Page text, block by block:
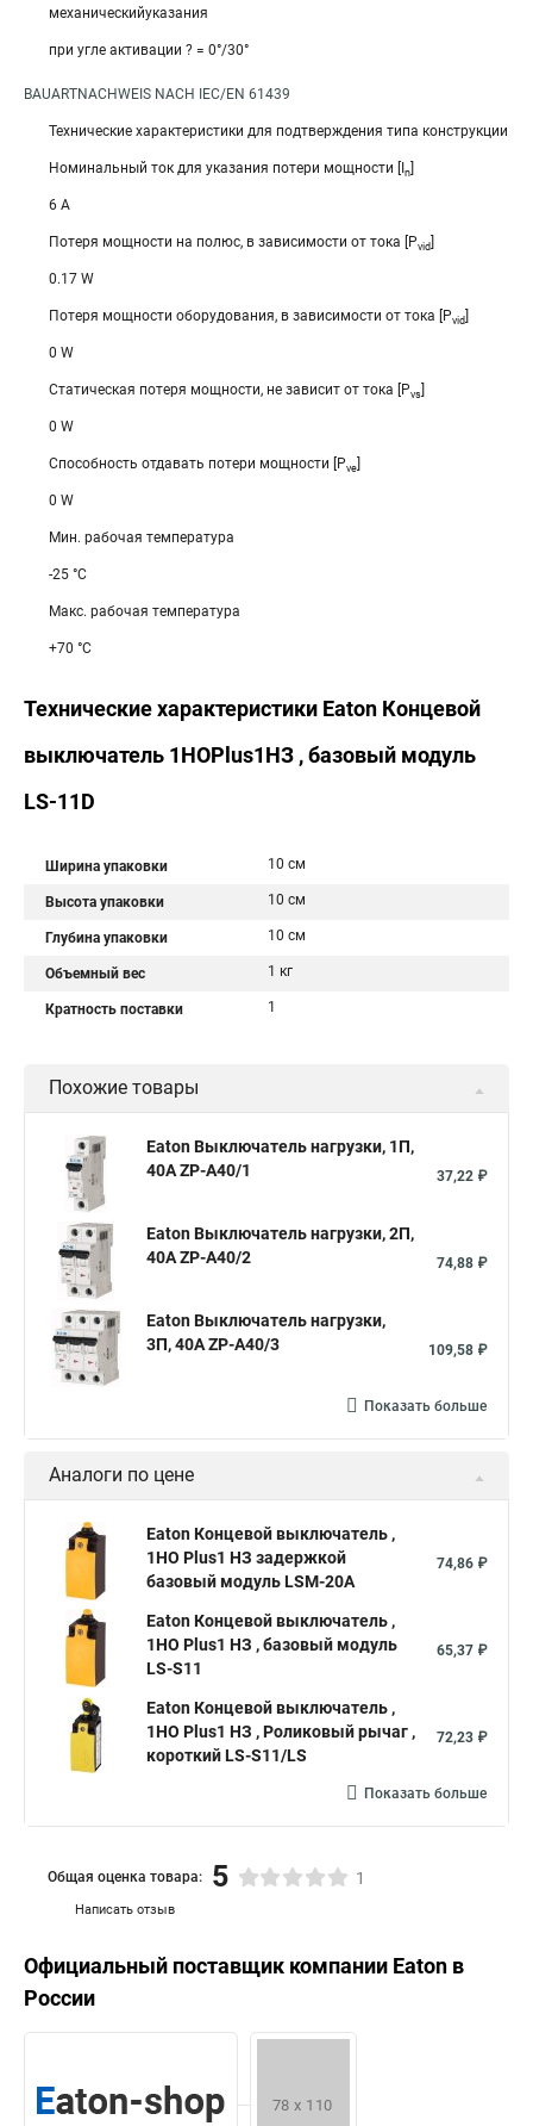
механическийуказания
при угле активации ? = 0°/30°
BAUARTNACHWEIS NACH IEC/EN 61439
Технические характеристики для подтверждения типа конструкции
Номинальный ток для указания потери мощности [I n
6 A
Потеря мощности на полюс, в зависимости от тока [Pvid
0.17 W
Потеря мощности оборудования, в зависимости от тока [Pvid
0 W
Статическая потеря мощности, не зависит от тока [Pvs
0 W
Способность отдавать потери мощности [Pve
0 W
Мин. рабочая температура
-25 °C
Макс. рабочая температура
+70 °C
Технические характеристики Eaton Концевой
выключатель 1НОPlus1НЗ , базовый модуль
LS-11D
Ширина упаковки 10 см
Высота упаковки 10 см
Глубина упаковки 10 см
Объемный вес 1 кг
Кратность поставки 1
Похожие товары
Eaton Выключатель нагрузки, 1П,
40А ZP-A40/1
37,22 ₽
Eaton Выключатель нагрузки, 2П,
40А ZP-A40/2
74,88 ₽
Eaton Выключатель нагрузки,
3П, 40А ZP-A40/3
109,58 ₽
Показать больше
Аналоги по цене
Eaton Концевой выключатель ,
1НО Plus1 НЗ задержкой
базовый модуль LSM-20A
74,86 ₽
Eaton Концевой выключатель ,
1НО Plus1 НЗ , базовый модуль
LS-S11
65,37 ₽
Eaton Концевой выключатель ,
1НО Plus1 НЗ , Роликовый рычаг ,
короткий LS-S11/LS
72,23 ₽
Показать больше
Написать отзыв
Общая оценка товара: 5 1
Официальный поставщик компании Eaton в
России